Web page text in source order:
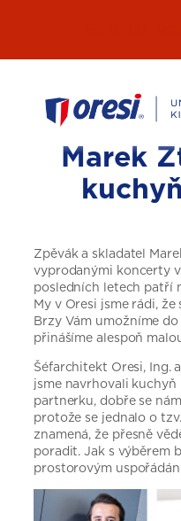
Marek
Zpěvák a skladatel
vyprodanými koncerty
posledních letech patří
My v Oresi jsme rádi,
Brzy Vám umožníme
přinášíme alespoň
Šéfarchitekt Oresi, Ing.
jsme navrhovali
partnerku, dobře se
protože se jednalo o
znamená, že přesně
poradit. Jak s výběrem
prostorovým